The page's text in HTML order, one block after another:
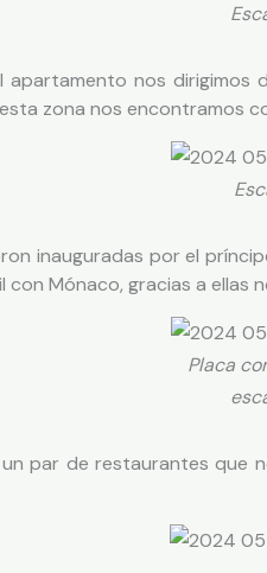
apartamento nos
zona nos encontramos
inauguradas por el
con Mónaco, gracias a ellas
Placa
par de restaurantes que